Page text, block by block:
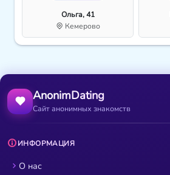
Ольга, 41
Кемерово
AnonimDating
Сайт анонимных знакомств
ИНФОРМАЦИЯ
О нас